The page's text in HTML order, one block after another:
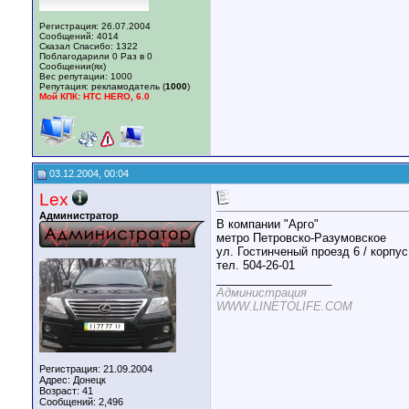
Регистрация: 26.07.2004
Сообщений: 4014
Сказал Спасибо: 1322
Поблагодарили 0 Раз в 0
Сообщении(ях)
Вес репутации: 1000
Репутация: рекламодатель (1000)
Мой КПК: HTC HERO, 6.0
03.12.2004, 00:04
Lex
Администратор
Регистрация: 21.09.2004
Адрес: Донецк
Возраст: 41
Сообщений: 2,496
В компании "Арго"
метро Петровско-Разумовское
ул. Гостинченый проезд 6 /
тел. 504-26-01
Администрация
WWW.LINETOLIFE.COM